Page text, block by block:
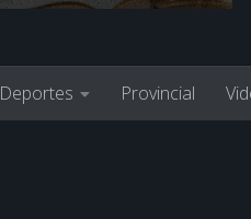
Deportes Provincial